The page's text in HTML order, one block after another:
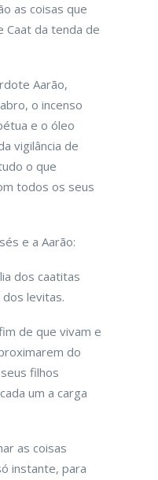
as coisas que
Caat da tenda de
Aarão,
o incenso
e o óleo
vigilância de
o que
todos os seus
e a Aarão:
dos caatitas
levitas.
de que vivam e
do
filhos
um a carga
as coisas
instante, para